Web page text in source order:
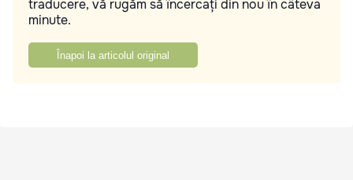
traducere, vă rugăm să încercați din nou în câteva
minute.
Înapoi la articolul original